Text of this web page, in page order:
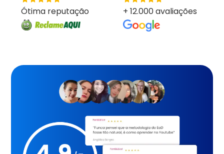
Ótima reputação + 12.000 avaliações